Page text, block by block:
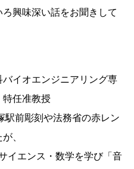
興味深い話をお聞きして
イオエンジニアリング専
任准教授
駅前彫刻や法務省の赤レン
、
イエンス・数学を学び「音